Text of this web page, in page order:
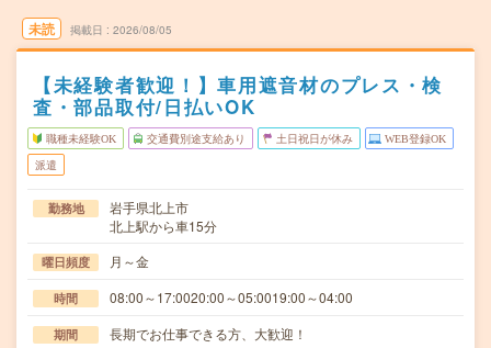
未読 掲載日 2026/08/05
【未経験者歓迎！】車用遮音材のプレス・検
査・部品取付/日払いOK
職種未経験OK 交通費別途支給あり 土日祝日が休み WEB登録OK
派遣
勤務地
岩手県北上市
北上駅から車15分
曜日頻度 月～金
時間 08:00～17:0020:00～05:0019:00～04:00
期間 長期でお仕事できる方、大歓迎！